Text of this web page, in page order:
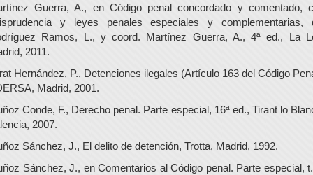
Guerra, A., en Código penal concordado y comentado,
y leyes penales especiales y complementarias,
Ramos, L., y coord. Martínez Guerra, A., 4ª ed., La
2011.
Hernández, P., Detenciones ilegales (Artículo 163 del Código
Madrid, 2001.
Conde, F., Derecho penal. Parte especial, 16ª ed., Tirant lo
2007.
Sánchez, J., El delito de detención, Trotta, Madrid, 1992.
Sánchez, J., en Comentarios al Código penal. Parte especial,